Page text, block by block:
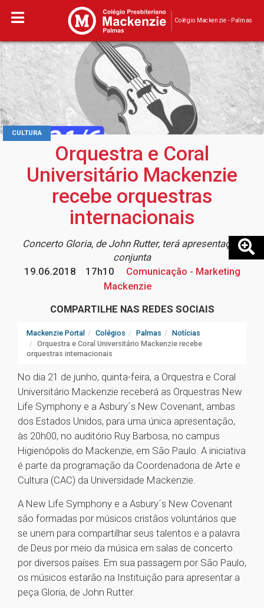
Colégio Mackenzie - Palmas
CULTURA
Orquestra e Coral
Universitário Mackenzie
recebe orquestras
internacionais
Concerto Gloria, de John Rutter, terá apresentação
conjunta
19.06.2018
17h10
Comunicação - Marketing
Mackenzie
COMPARTILHE NAS REDES SOCIAIS
Mackenzie Portal Colégios Palmas
Notícias
Orquestra e Coral Universitário Mackenzie recebe
orquestras internacionais
No dia 21 de junho, quinta-feira, a Orquestra e Coral
Universitário Mackenzie receberá as Orquestras New
Life Symphony e a Asbury´s New Covenant, ambas
dos Estados Unidos, para uma única apresentação,
às 20h00, no auditório Ruy Barbosa, no campus
Higienópolis do Mackenzie, em São Paulo. A iniciativa
é parte da programação da Coordenadoria de Arte e
Cultura (CAC) da Universidade Mackenzie.
A New Life Symphony e a Asbury´s New Covenant
são formadas por músicos cristãos voluntários que
se unem para compartilhar seus talentos e a palavra
de Deus por meio da música em salas de concerto
por diversos países. Em sua passagem por São Paulo,
os músicos estarão na Instituição para apresentar a
peça Gloria, de John Rutter.